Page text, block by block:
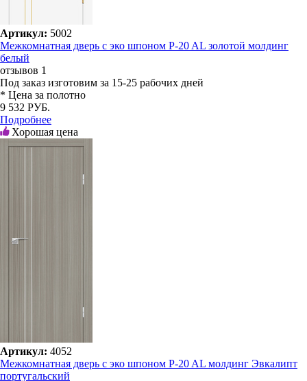
Артикул: 5002
Межкомнатная дверь с эко шпоном P-20 AL золотой молдинг
белый
отзывов 1
Под заказ изготовим за 15-25 рабочих дней
* Цена за полотно
9 532 РУБ.
Подробнее
Хорошая цена
Артикул: 4052
Межкомнатная дверь с эко шпоном P-20 AL молдинг Эвкалипт
португальский